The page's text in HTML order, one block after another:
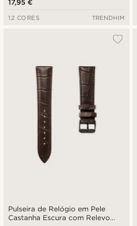
mm - Libertação Rápida
17,95 €
12 CORES TRENDHIM
Pulseira de Relógio em Pele
Castanha Escura com Relevo